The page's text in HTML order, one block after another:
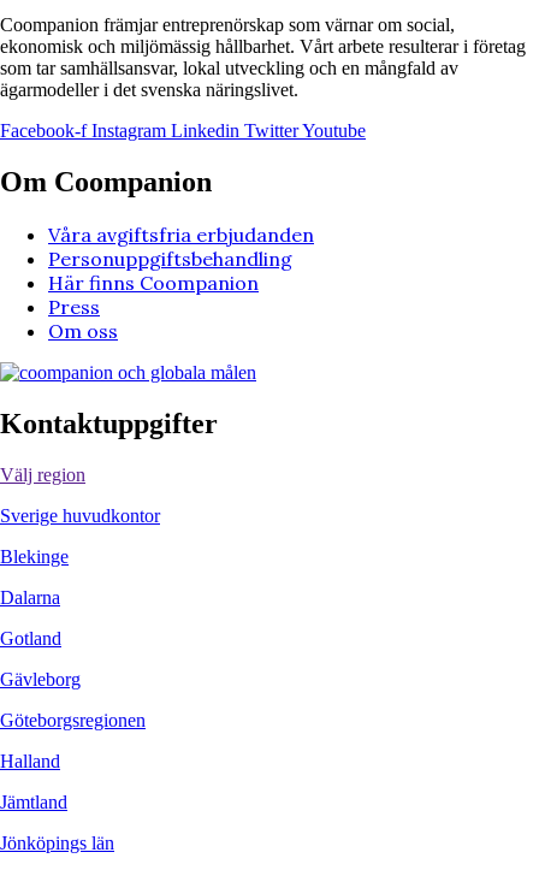
Coompanion främjar entreprenörskap som värnar om social,
ekonomisk och miljömässig hållbarhet. Vårt arbete resulterar i företag
som tar samhällsansvar, lokal utveckling och en mångfald av
ägarmodeller i det svenska näringslivet.
Facebook-f Instagram Linkedin TwitterYoutube
Om Coompanion
Våra avgiftsfria erbjudanden
Personuppgiftsbehandling
Här finns Coompanion
Press
Om oss
Kontaktuppgifter
Välj region
Sverige huvudkontor
Blekinge
Dalarna
Gotland
Gävleborg
Göteborgsregionen
Halland
Jämtland
Jönköpings län